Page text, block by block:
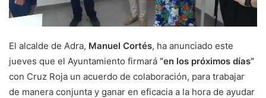
El alcalde de Adra, Manuel Cortés, ha anunciado este
jueves que el Ayuntamiento firmará “en los próximos días”
con Cruz Roja un acuerdo de colaboración, para trabajar
de manera conjunta y ganar en eficacia a la hora de ayudar